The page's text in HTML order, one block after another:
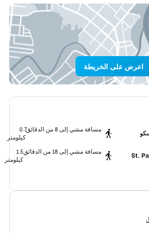
اعرض على الخريطة
مسافة مشي إلى 8 من الدقائق
0.7
كيلومتر
St.
مسافة مشي إلى 18 من الدقائق
1.5
كيلومتر